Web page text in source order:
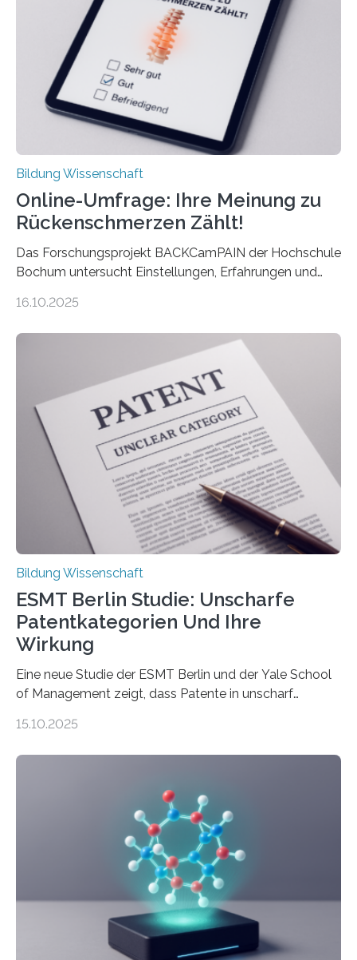
Ergebnis kommt eine neue Studie des ZEW Mannheim
mit der Universität Tilburg. „Werden Frauen unter 30
Jahren erstmals…
Bildung Wissenschaft
Online-Umfrage: Ihre Meinung zu
Rückenschmerzen Zählt!
Das Forschungsprojekt BACKCamPAIN der Hochschule
Bochum untersucht Einstellungen, Erfahrungen und
gehören zu den häufigsten gesundheitlichen
Rückenschmerzen denken und welche Erfahrungen sie
damit gemacht haben, kann entscheidend
beeinflussen, wie Schmerzen verlaufen und welche
Therapien wirken. Diese individuellen Überzeugungen
stehen im Mittelpunkt einer aktuellen Studie der
Hochschule Bochum. Im Rahmen des
Promotionsprojekts „BACKCamPAIN“ führt die
Doktorandin Deborah Jost (Hochschule Bochum,
Promotionskolleg NRW) derzeit eine Online-Umfrage
durch. Ziel ist es, herauszufinden,…
16.10.2025
Bildung Wissenschaft
ESMT Berlin Studie: Unscharfe
Patentkategorien Und Ihre
Wirkung
Eine neue Studie der ESMT Berlin und der Yale School
of Management zeigt, dass Patente in unscharf
häufiger zu bahnbrechenden Innovationen führen und
Erfindungen entstehen besonders dann, wenn
Wissenskategorien verschwimmen. Das zeigt neue
Forschung von Gianluca Carnabuci, Professor of
Organizational Behavior an der ESMT Berlin, und
Balázs Kovács, Professor an der Yale School of
Management. Die Forscher kommen zu dem Schluss,
dass Patente…
15.10.2025